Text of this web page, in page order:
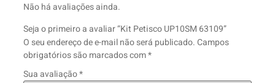
Não há avaliações ainda.
Seja o primeiro a avaliar “Kit Petisco UP10SM 63109”
O seu endereço de e-mail não será publicado.Campos
obrigatórios são marcados com*
Sua avaliação*